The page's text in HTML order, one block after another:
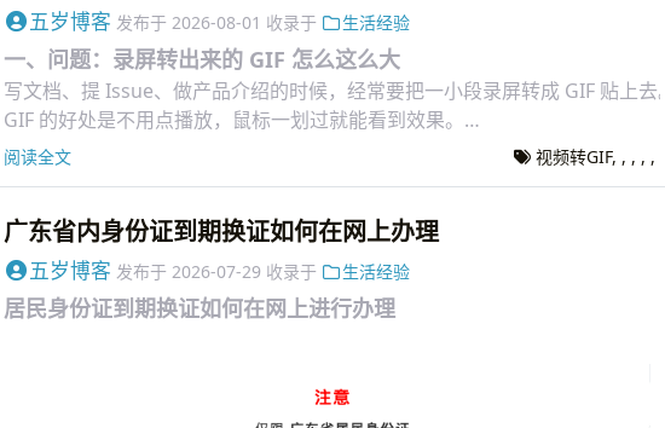
五岁博客 发布于 2026-08-01 收录于 生活经验
一、问题：录屏转出来的 GIF 怎么这么大
写文档、提 Issue、做产品介绍的时候，经常要把一小段录屏转成 GIF 贴上去。
GIF 的好处是不用点播放，鼠标一划过就能看到效果。
麻烦在体积。我之前随手找了个在线网站转，一段 10 秒的录屏，转出来居然
阅读全文 视频转GIF, , , , ,
广东省内身份证到期换证如何在网上办理
五岁博客 发布于 2026-07-29 收录于 生活经验
居民身份证到期换证如何在网上进行办理